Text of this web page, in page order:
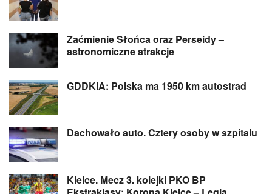
Zaćmienie Słońca oraz Perseidy –
astronomiczne atrakcje
GDDKiA: Polska ma 1950 km autostrad
Dachowało auto. Cztery osoby w szpitalu
Kielce. Mecz 3. kolejki PKO BP